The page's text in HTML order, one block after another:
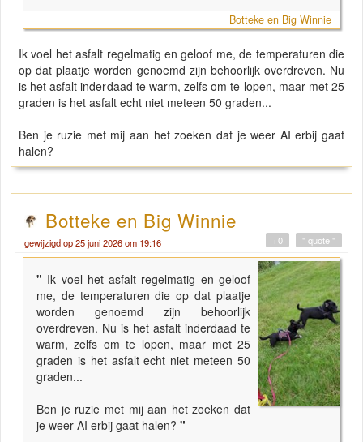
Botteke en Big Winnie
Ik voel het asfalt regelmatig en geloof me, de temperaturen die
op dat plaatje worden genoemd zijn behoorlijk overdreven. Nu
is het asfalt inderdaad te warm, zelfs om te lopen, maar met 25
graden is het asfalt echt niet meteen 50 graden...
Ben je ruzie met mij aan het zoeken dat je weer AI erbij gaat
halen?
Botteke en Big Winnie
gewijzigd op 25 juni 2026 om 19:16 " quote "
+0
" Ik voel het asfalt regelmatig en geloof
me, de temperaturen die op dat plaatje
worden genoemd zijn behoorlijk
overdreven. Nu is het asfalt inderdaad te
warm, zelfs om te lopen, maar met 25
graden is het asfalt echt niet meteen 50
graden...
Ben je ruzie met mij aan het zoeken dat
je weer AI erbij gaat halen? "